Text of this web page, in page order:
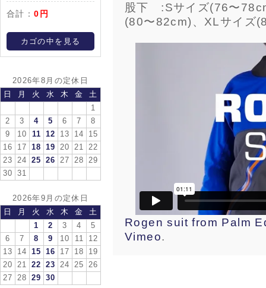
合計：0円
カゴの中を見る
2026年8月の定休日
日
月 火 水 木 金
土
1
2
3 4 5 6 7
8
9
10 11 12 13 14
15
16
17 18 19 20 21
22
23
24 25 26 27 28
29
30
31
2026年9月の定休日
日
月 火 水 木 金
土
1
2 3 4
5
6
7 8 9 10 11
12
13
14 15 16 17 18
19
20
21 22 23 24 25
26
27
28 29 30
股下 :Sサイズ(76〜
(80〜82cm)、XLサイズ
Rogen suit from Palm
Vimeo.